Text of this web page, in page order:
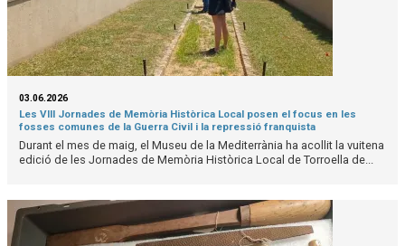
03.06.2026
Les VIII Jornades de Memòria Històrica Local posen el focus en les
fosses comunes de la Guerra Civil i la repressió franquista
Durant el mes de maig, el Museu de la Mediterrània ha acollit la vuitena
edició de les Jornades de Memòria Històrica Local de Torroella de...